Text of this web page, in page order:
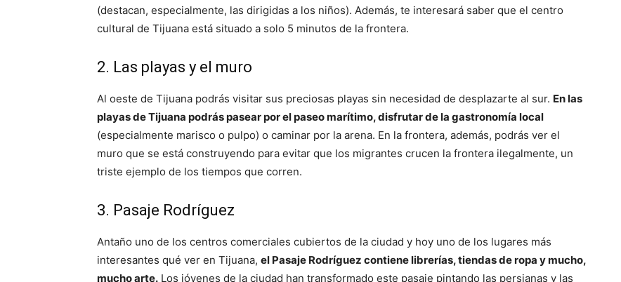
(destacan, especialmente, las dirigidas a los niños). Además, te interesará saber que el centro
cultural de Tijuana está situado a solo 5 minutos de la frontera.
2. Las playas y el muro
Al oeste de Tijuana podrás visitar sus preciosas playas sin necesidad de desplazarte al sur. En las
playas de Tijuana podrás pasear por el paseo marítimo, disfrutar de la gastronomía local
(especialmente marisco o pulpo) o caminar por la arena. En la frontera, además, podrás ver el
muro que se está construyendo para evitar que los migrantes crucen la frontera ilegalmente, un
triste ejemplo de los tiempos que corren.
3. Pasaje Rodríguez
Antaño uno de los centros comerciales cubiertos de la ciudad y hoy uno de los lugares más
interesantes qué ver en Tijuana, el Pasaje Rodríguez contiene librerías, tiendas de ropa y mucho,
mucho arte. Los jóvenes de la ciudad han transformado este pasaje pintando las persianas y las